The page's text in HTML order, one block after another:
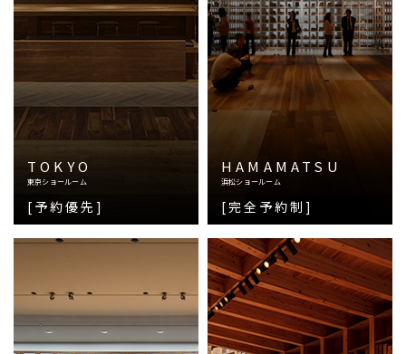
TOKYO
東京ショールーム
[予約優先]
HAMAMATSU
浜松ショールーム
[完全予約制]